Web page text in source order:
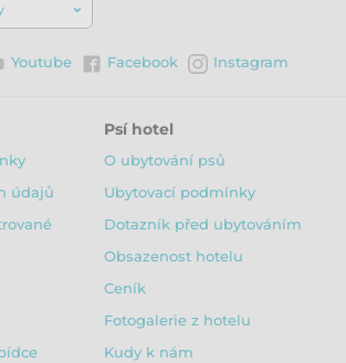
Youtube Facebook Instagram
údajů
Psí hotel
O ubytování psů
Ubytovací podmínky
Dotazník před ubytováním
Obsazenost hotelu
Ceník
Fotogalerie z hotelu
Kudy k nám